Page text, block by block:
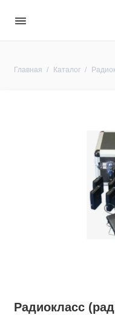
Главная Каталог
Радиокласс